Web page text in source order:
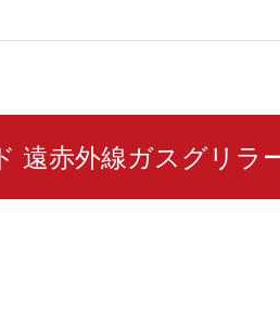
遠赤外線ガスグリラ